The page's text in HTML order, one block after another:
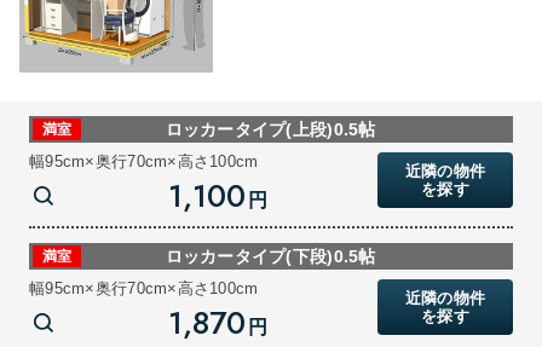
ロッカータイプ(上段)0.5帖
幅95cm×奥行70cm×高さ100cm
満室
1,100 円
近隣の物件
を探す
ロッカータイプ(下段)0.5帖
幅95cm×奥行70cm×高さ100cm
満室
1,870 円
近隣の物件
を探す